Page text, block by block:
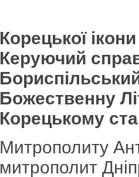
Корецької
Керуючий
Божественну
Корецькому
Митрополиту
митрополит